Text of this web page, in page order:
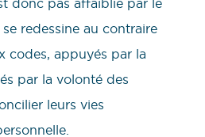
redessine au contraire
codes, appuyés par la
par la volonté des
leurs vies